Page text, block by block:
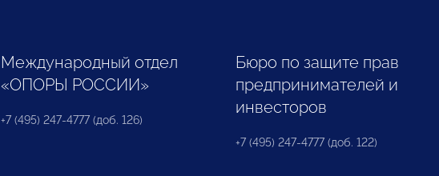
Международный отдел
«ОПОРЫ РОССИИ»
+7 (495) 247-4777 (доб. 126)
Бюро по защите прав
предпринимателей и
инвесторов
+7 (495) 247-4777 (доб. 122)